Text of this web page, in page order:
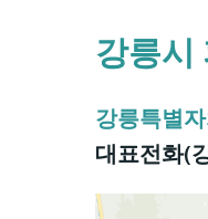
강릉시
강릉특별
대표전화(